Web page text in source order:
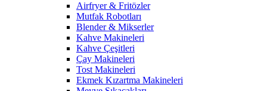
Airfryer & Fritözler
Mutfak Robotları
Blender & Mikserler
Kahve Makineleri
Kahve Çeşitleri
Çay Makineleri
Tost Makineleri
Ekmek Kızartma Makineleri